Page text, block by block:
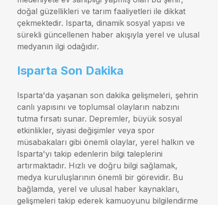
doğal güzellikleri ve tarım faaliyetleri ile dikkat
çekmektedir. Isparta, dinamik sosyal yapısı ve
sürekli güncellenen haber akışıyla yerel ve ulusal
medyanın ilgi odağıdır.
Isparta Son Dakika
Isparta'da yaşanan son dakika gelişmeleri, şehrin
canlı yapısını ve toplumsal olayların nabzını
tutma fırsatı sunar. Depremler, büyük sosyal
etkinlikler, siyasi değişimler veya spor
müsabakaları gibi önemli olaylar, yerel halkın ve
Isparta'yı takip edenlerin bilgi taleplerini
artırmaktadır. Hızlı ve doğru bilgi sağlamak,
medya kuruluşlarının önemli bir görevidir. Bu
bağlamda, yerel ve ulusal haber kaynakları,
gelişmeleri takip ederek kamuoyunu bilgilendirme